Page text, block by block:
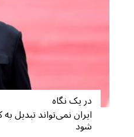
در یک نگاه
ایران نمی‌تواند تبدیل
شود